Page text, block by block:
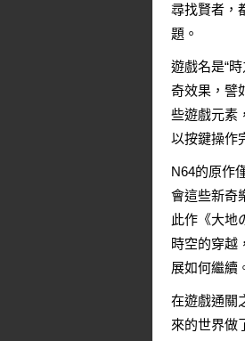
尋找賢者，
題。
遊戲名是“
奇效果，譬
些遊戲元素
以按鍵操作
N64的原作
會這些新奇
此作《大地
時空的穿越
展如何繼續
在遊戲通關
來的世界做